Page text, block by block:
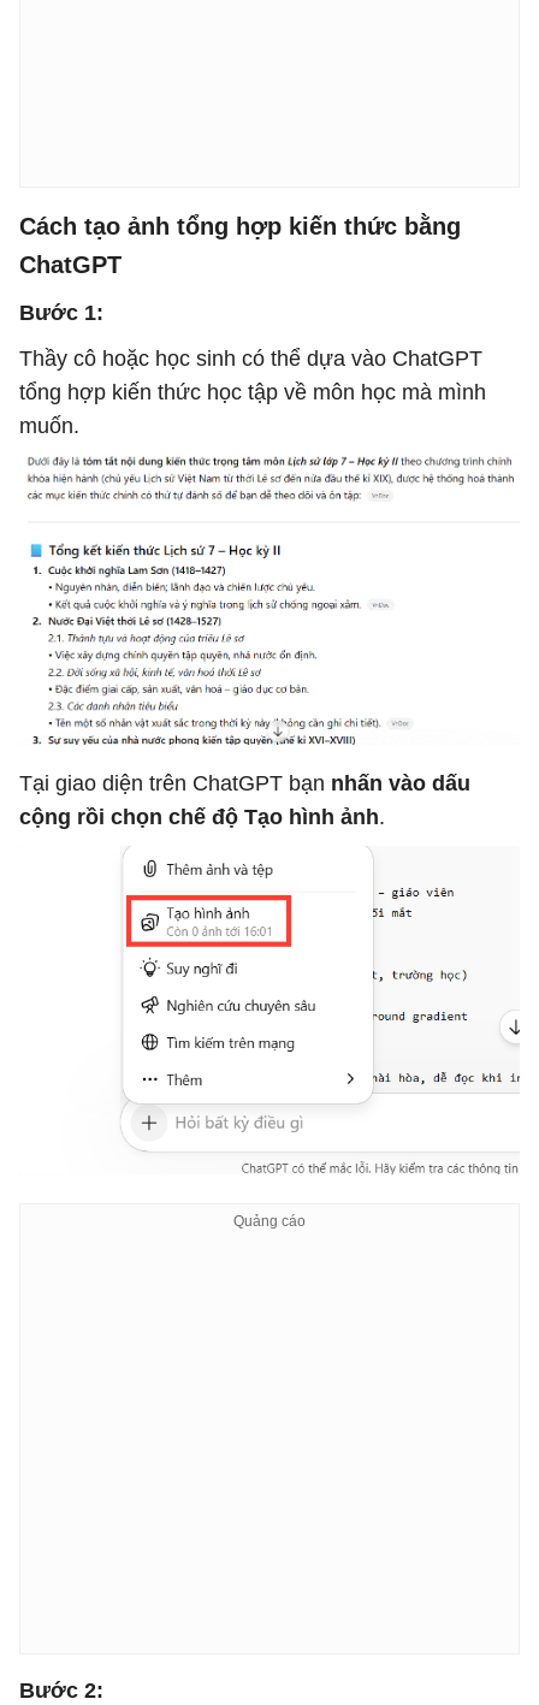
Cách tạo ảnh tổng hợp kiến thức bằng
ChatGPT
Bước 1:
Thầy cô hoặc học sinh có thể dựa vào ChatGPT
tổng hợp kiến thức học tập về môn học mà mình
muốn.
Tại giao diện trên ChatGPT bạn nhấn vào dấu
cộng rồi chọn chế độ Tạo hình ảnh.
Bước 2: